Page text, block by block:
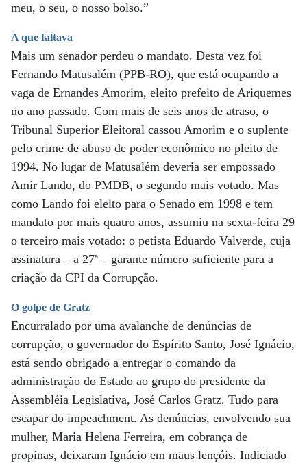
meu, o seu, o nosso bolso.”
A que faltava
Mais um senador perdeu o mandato. Desta vez foi
Fernando Matusalém (PPB-RO), que está ocupando a
vaga de Ernandes Amorim, eleito prefeito de Ariquemes
no ano passado. Com mais de seis anos de atraso, o
Tribunal Superior Eleitoral cassou Amorim e o suplente
pelo crime de abuso de poder econômico no pleito de
1994. No lugar de Matusalém deveria ser empossado
Amir Lando, do PMDB, o segundo mais votado. Mas
como Lando foi eleito para o Senado em 1998 e tem
mandato por mais quatro anos, assumiu na sexta-feira 29
o terceiro mais votado: o petista Eduardo Valverde, cuja
assinatura – a 27ª – garante número suficiente para a
criação da CPI da Corrupção.
O golpe de Gratz
Encurralado por uma avalanche de denúncias de
corrupção, o governador do Espírito Santo, José Ignácio,
está sendo obrigado a entregar o comando da
administração do Estado ao grupo do presidente da
Assembléia Legislativa, José Carlos Gratz. Tudo para
escapar do impeachment. As denúncias, envolvendo sua
mulher, Maria Helena Ferreira, em cobrança de
propinas, deixaram Ignácio em maus lençóis. Indiciado